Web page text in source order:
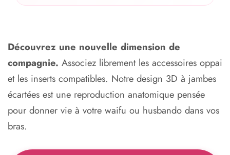
Découvrez une nouvelle dimension de
compagnie. Associez librement les accessoires oppai
et les inserts compatibles. Notre design 3D à jambes
écartées est une reproduction anatomique pensée
pour donner vie à votre waifu ou husbando dans vos
bras.